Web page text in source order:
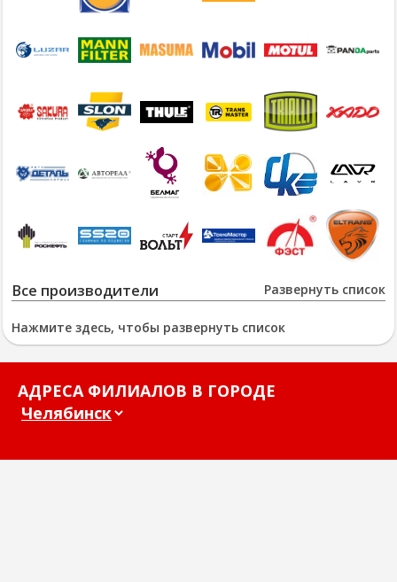
Развернуть список
Все производители
Нажмите здесь, чтобы развернуть список
АДРЕСА ФИЛИАЛОВ В ГОРОДЕ